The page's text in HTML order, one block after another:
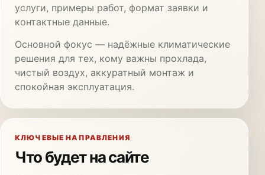
услуги, примеры работ, формат заявки и
контактные данные.
Основной фокус — надёжные климатические
решения для тех, кому важны прохлада,
чистый воздух, аккуратный монтаж и
спокойная эксплуатация.
КЛЮЧЕВЫЕ НАПРАВЛЕНИЯ
Что будет на сайте